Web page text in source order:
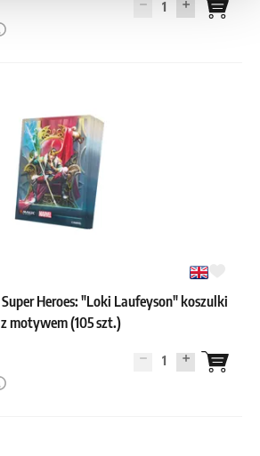
1
Heroes: "Loki Laufeyson" koszulki
z motywem (105 szt.)
1